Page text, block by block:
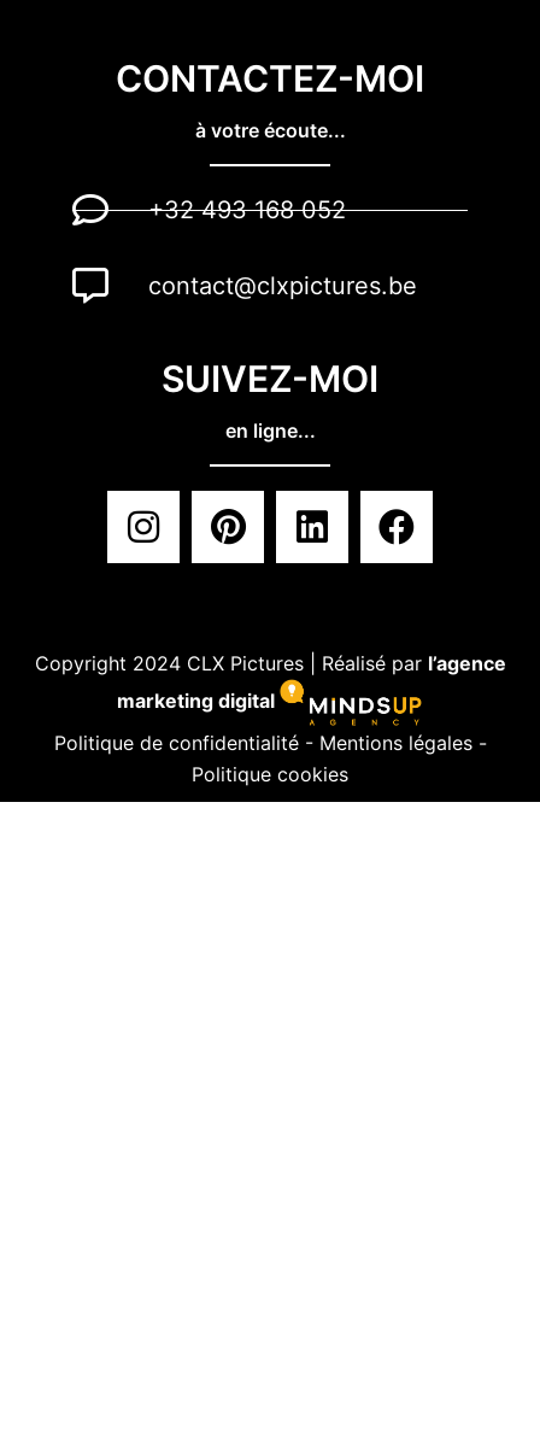
CONTACTEZ-MOI
à votre écoute...
+32 493 168 052
contact@clxpictures.be
SUIVEZ-MOI
en ligne...
Copyright 2024 CLX Pictures | Réalisé par l’agence
marketing digital
Politique de confidentialité - Mentions légales -
Politique cookies